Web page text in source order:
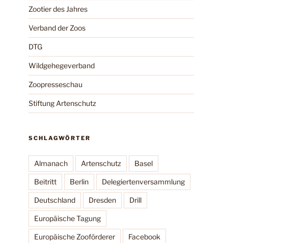
Zootier des Jahres
Verband der Zoos
DTG
Wildgehegeverband
Zoopresseschau
Stiftung Artenschutz
SCHLAGWÖRTER
Almanach Artenschutz Basel
Beitritt Berlin Delegiertenversammlung
Deutschland Dresden Drill
Europäische Tagung
Europäische Zooförderer Facebook